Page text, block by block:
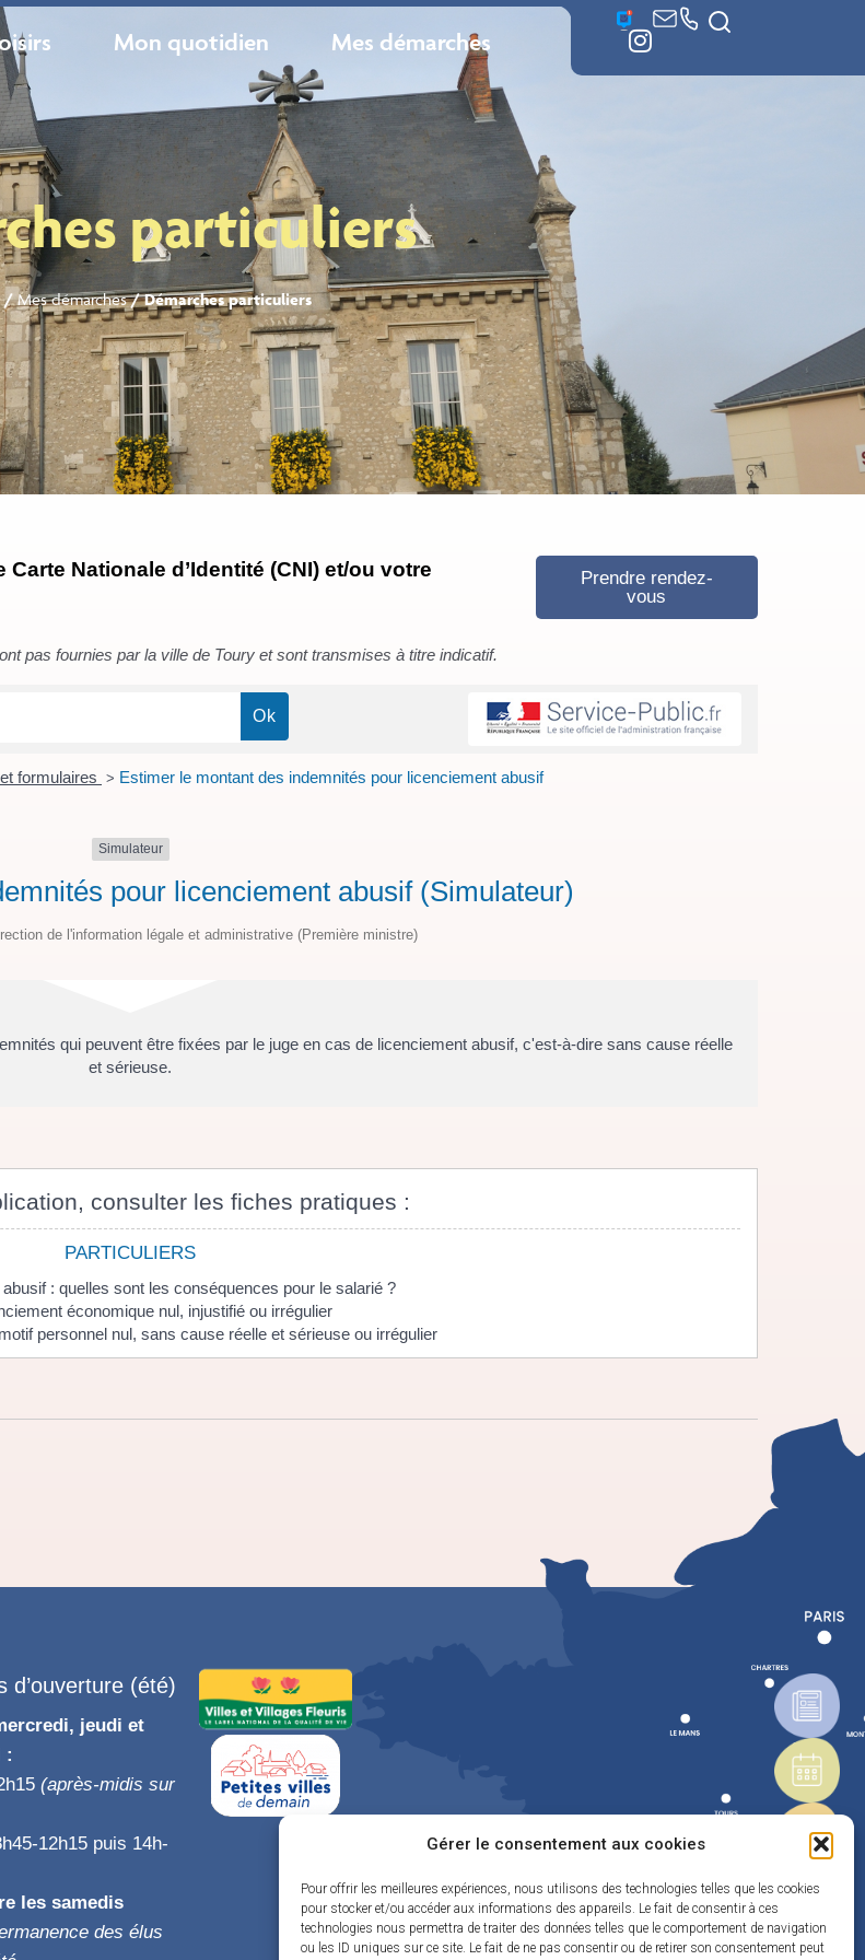
Gérer le consentement aux cookies
Pour offrir les meilleures expériences, nous utilisons des technologies telles que les cookies
pour stocker et/ou accéder aux informations des appareils. Le fait de consentir à ces
technologies nous permettra de traiter des données telles que le comportement de navigation
ou les ID uniques sur ce site. Le fait de ne pas consentir ou de retirer son consentement peut
Mon quotidien Mes démarches
particuliers
/Mes démarches/Démarches particuliers
Nationale d’Identité (CNI) et/ou votre
Prendre rendez-
vous
pas fournies par la ville de Toury et sont transmises à titre indicatif.
formulaires > Estimer le montant des indemnités pour licenciement abusif
Simulateur
pour licenciement abusif (Simulateur)
de l'information légale et administrative (Première ministre)
qui peuvent être fixées par le juge en cas de licenciement abusif, c'est-à-dire sans cause réelle
et sérieuse.
consulter les fiches pratiques :
PARTICULIERS
: quelles sont les conséquences pour le salarié ?
économique nul, injustifié ou irrégulier
personnel nul, sans cause réelle et sérieuse ou irrégulier
d’ouverture (été)
jeudi et
:
(après-midis sur
12h15 puis 14h-
les samedis
des élus